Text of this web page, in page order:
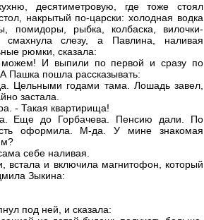
десятиметровую, где тоже стоял
накрытый по-царски: холодная водка
помидоры, рыбка, колбаска, вилочки-
смахнула слезу, а Павлина, наливая
рюмки, сказала:
И выпили по первой и сразу по
Пашка пошла рассказывать:
Цельными годами тама. Лошадь завел,
застала.
- Такая квартирища!
Еще до Горбачева. Пенсию дали. По
оформила. М-да. У мине знакомая
себе наливая.
встала и включила магнитофон, который
Зыкина:
под ней, и сказала: